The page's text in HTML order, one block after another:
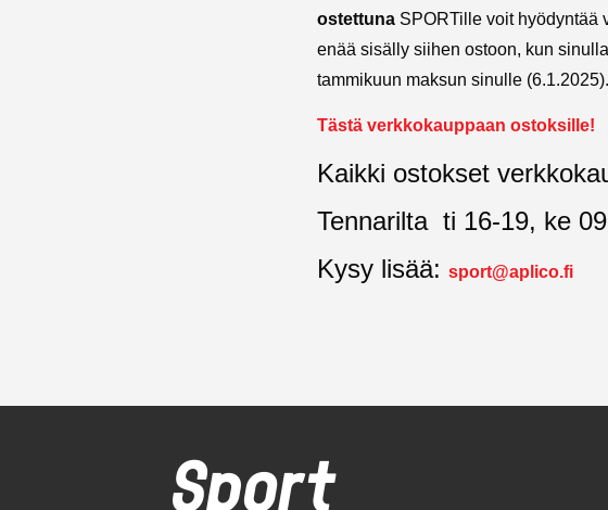
ostettuna SPORTille voit hyödyntää
enää sisälly siihen ostoon, kun
tammikuun maksun sinulle (6.1.2025).
Tästä verkkokauppaan ostoksille!
Kaikki ostokset
Tennarilta ti 16-19, ke
Kysy lisää: sport@aplico.fi